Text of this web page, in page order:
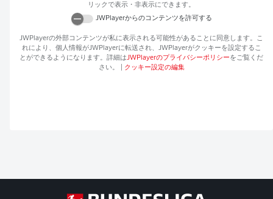
リックで表示・非表示にできます。
JWPlayerからのコンテンツを許可する
JWPlayerの外部コンテンツが私に表示される可能性があることに同意します。こ
れにより、個人情報がJWPlayerに転送され、 JWPlayerがクッキーを設定するこ
とができるようになります。詳細はJWPlayerのプライバシーポリシーをご覧くだ
さい。
クッキー設定の編集